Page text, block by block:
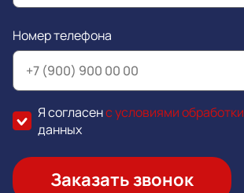
Номер телефона
Я согласенс условиями обработки
данных
Заказать звонок